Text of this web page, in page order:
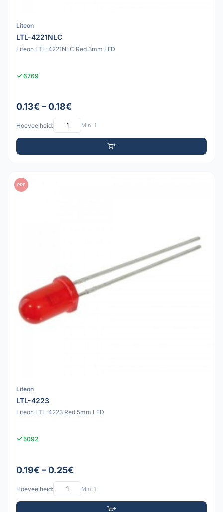
Liteon
LTL-4221NLC
Liteon LTL-4221NLC Red 3mm LED
6769
0.13€ – 0.18€
Hoeveelheid: Min: 1
PDF
Liteon
LTL-4223
Liteon LTL-4223 Red 5mm LED
5092
0.19€ – 0.25€
Hoeveelheid: Min: 1